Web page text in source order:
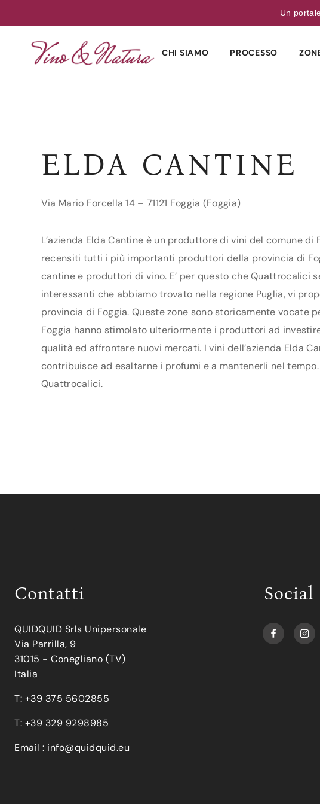
Un
CHI SIAMO PROCESSO
ELDA CANTINE
Via Mario Forcella 14 – 71121 Foggia (Foggia)
L’azienda Elda Cantine è un produttore di vini del comune
recensiti tutti i più importanti produttori della provincia di
cantine e produttori di vino. E’ per questo che
interessanti che abbiamo trovato nella regione Puglia, vi
provincia di Foggia. Queste zone sono storicamente
Foggia hanno stimolato ulteriormente i produttori ad
qualità ed affrontare nuovi mercati. I vini dell’azienda Elda
contribuisce ad esaltarne i profumi e a mantenerli nel
Quattrocalici.
Contatti
QUIDQUID Srls Unipersonale
Via Parrilla, 9
31015 - Conegliano (TV)
Italia
T: +39 375 5602855
T: +39 329 9298985
Email : info@quidquid.eu
Social